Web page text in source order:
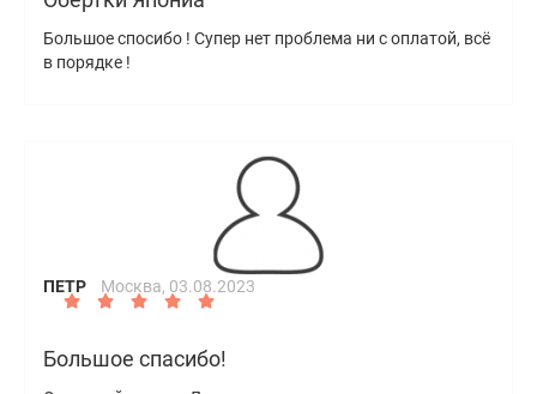
Большое спосибо ! Супер нет проблема ни с оплатой, всё
в порядке !
ПЕТР Москва, 03.08.2023
Большое спасибо!